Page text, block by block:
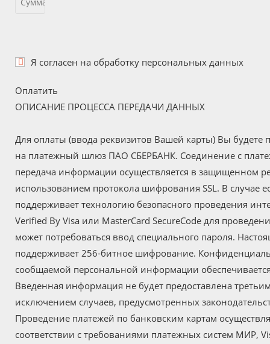
Я согласен на обработку персональных данных
Оплатить
ОПИСАНИЕ ПРОЦЕССА ПЕРЕДАЧИ ДАННЫХ
Для оплаты (ввода реквизитов Вашей карты) Вы будете
на платежный шлюз ПАО СБЕРБАНК. Соединение с
передача информации осуществляется в защищенном
использованием протокола шифрования SSL. В случае
поддерживает технологию безопасного проведения
Verified By Visa или MasterCard SecureCode для
может потребоваться ввод специального пароля.
поддерживает 256-битное шифрование.
сообщаемой персональной информации
Введенная информация не будет предоставлена
исключением случаев, предусмотренных
Проведение платежей по банковским картам
соответствии с требованиями платежных систем МИР,